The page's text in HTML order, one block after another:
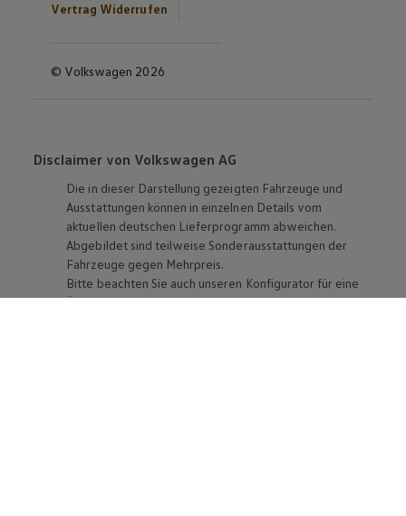
Vertrag Widerrufen
© Volkswagen 2026
Disclaimer von Volkswagen AG
Die in dieser Darstellung gezeigten Fahrzeuge und
Ausstattungen können in einzelnen Details vom
aktuellen deutschen Lieferprogramm abweichen.
Abgebildet sind teilweise Sonderausstattungen der
Fahrzeuge gegen Mehrpreis.
Bitte beachten Sie auch unseren Konfigurator für eine
Übersicht der aktuell verfügbaren Modelle und